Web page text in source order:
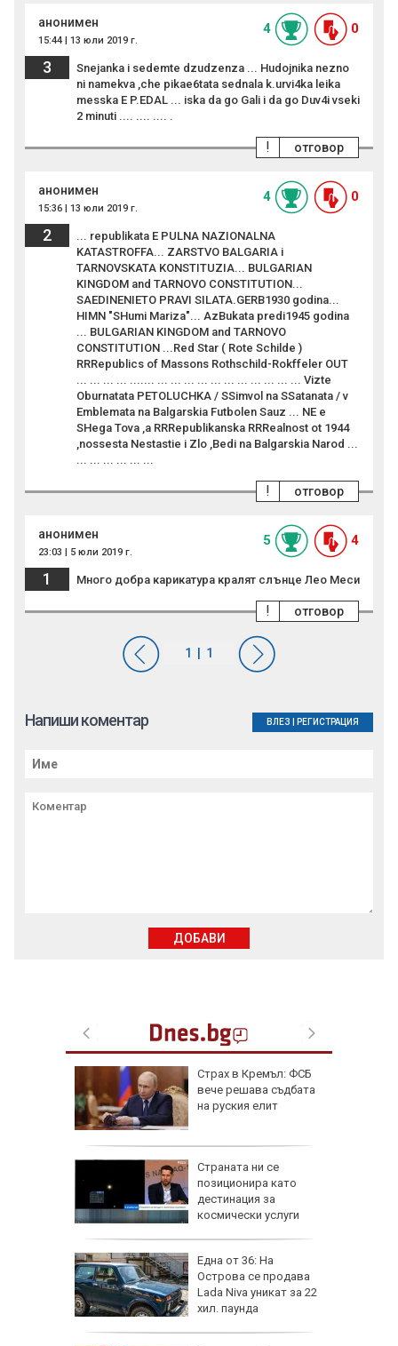
Страх в Кремъл: ФСБ
вече решава съдбата
на руския елит
Страната ни се
позиционира като
дестинация за
космически услуги
Една от 36: На
Острова се продава
Lada Niva уникат за 22
хил. паунда
анонимен
15:44 | 13 юли 2019 г.
4 0
3
Snejanka i sedemte dzudzenza ... Hudojnika nezno
ni namekva ,che pikae6tata sednala k.urvi4ka leika
messka E P.EDAL ... iska da go Gali i da go Duv4i vseki
2 minuti .... .... .... .
отговор
!
анонимен
15:36 | 13 юли 2019 г.
4 0
2
... republikata E PULNA NAZIONALNA
KATASTROFFA... ZARSTVO BALGARIA i
TARNOVSKATA KONSTITUZIA... BULGARIAN
KINGDOM and TARNOVO CONSTITUTION...
SAEDINENIETO PRAVI SILATA.GERB1930 godina...
HIMN "SHumi Mariza"... AzBukata predi1945 godina
... BULGARIAN KINGDOM and TARNOVO
CONSTITUTION ...Red Star ( Rote Schilde )
RRRepublics of Massons Rothschild-Rokffeler OUT
... ... ... ... ....... ... ... ... ... ... ... ... ... ... ... ... Vizte
Oburnatata PETOLUCHKA / SSimvol na SSatanata / v
Emblemata na Balgarskia Futbolen Sauz ... NE e
SHega Tova ,a RRRepublikanska RRRealnost ot 1944
,nossesta Nestastie i Zlo ,Bedi na Balgarskia Narod ...
... ... ... ... ... ...
отговор
!
анонимен
23:03 | 5 юли 2019 г.
5 4
1 Много добра карикатура кралят слънце Лео Меси
отговор
!
Напиши коментар ВЛЕЗ РЕГИСТРАЦИЯ
ДОБАВИ